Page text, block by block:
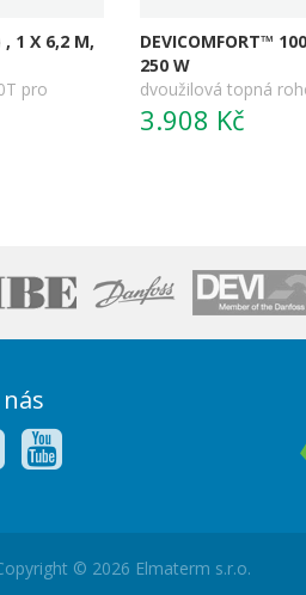
, 1 X 6,2 M,
pro
DEVICOMFORT™
250 W
dvoužilová topná
3.908 Kč
© 2026 Elmaterm s.r.o.